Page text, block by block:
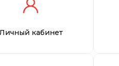
кабинет